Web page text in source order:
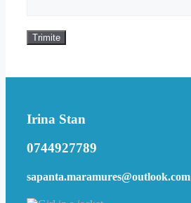
Irina Stan
0744927789
sapanta.maramures@outlook.com